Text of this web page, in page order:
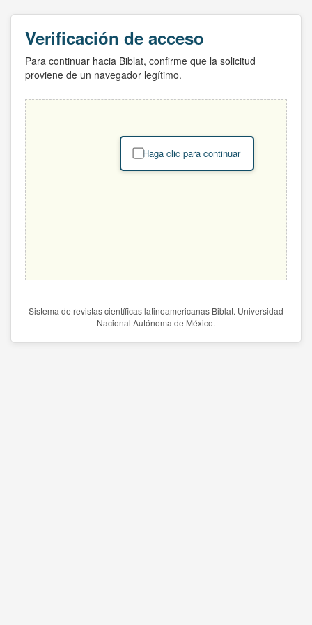
Verificación de acceso
Para continuar hacia Biblat, confirme que la solicitud
proviene de un navegador legítimo.
Haga clic para continuar
Sistema de revistas científicas latinoamericanas Biblat. Universidad
Nacional Autónoma de México.